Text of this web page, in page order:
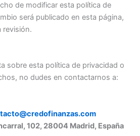
de modificar esta política de
será publicado en esta página,
revisión.
sobre esta política de privacidad o
no dudes en contactarnos a:
102, 28004 Madrid, España